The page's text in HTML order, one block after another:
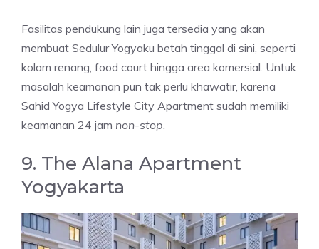
Fasilitas pendukung lain juga tersedia yang akan
membuat Sedulur Yogyaku betah tinggal di sini, seperti
kolam renang, food court hingga area komersial. Untuk
masalah keamanan pun tak perlu khawatir, karena
Sahid Yogya Lifestyle City Apartment sudah memiliki
keamanan 24 jam non-stop
9. The Alana Apartment
Yogyakarta